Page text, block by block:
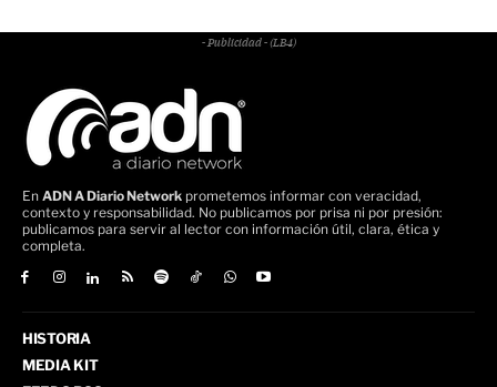
- Publicidad - (LB4)
En ADN A Diario Network prometemos informar con veracidad,
contexto y responsabilidad. No publicamos por prisa ni por presión:
publicamos para servir al lector con información útil, clara, ética y
completa.
HISTORIA
MEDIA KIT